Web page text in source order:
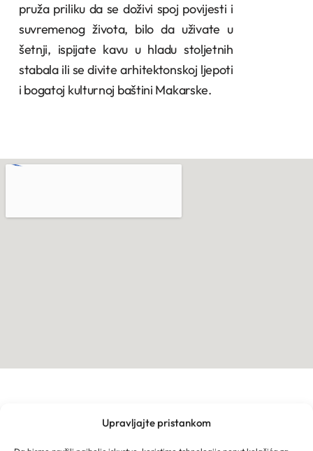
Upravljajte pristankom
pruža priliku da se doživi spoj povijesti i
suvremenog života, bilo da uživate u
šetnji, ispijate kavu u hladu stoljetnih
stabala ili se divite arhitektonskoj ljepoti
i bogatoj kulturnoj baštini Makarske.
Franjevački put 2a